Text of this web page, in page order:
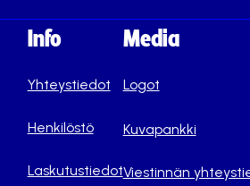
Info
Yhteystiedot
Henkilöstö
Laskutustiedot
Media
Logot
Kuvapankki
Viestinnän